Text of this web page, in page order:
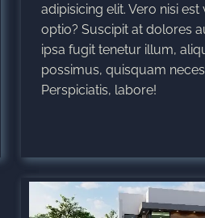
adipisicing elit. Vero nisi
optio? Suscipit at dolores
ipsa fugit tenetur illum,
possimus, quisquam
Perspiciatis, labore!